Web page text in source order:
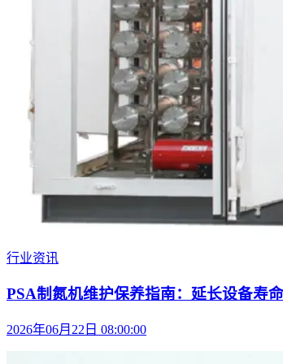
行业资讯
PSA制氮机维护保养指南：延长设备寿
2026年06月22日 08:00:00